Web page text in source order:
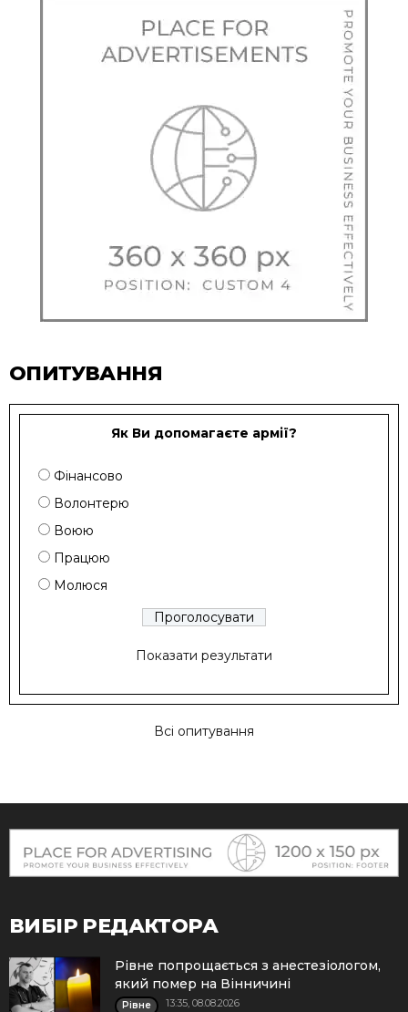
ОПИТУВАННЯ
Як Ви допомагаєте армії?
Фінансово
Волонтерю
Воюю
Працюю
Молюся
Показати результати
Всі опитування
ВИБІР РЕДАКТОРА
Рівне попрощається з анестезіологом,
який помер на Вінничині
Рівне 13:35, 08.08.2026